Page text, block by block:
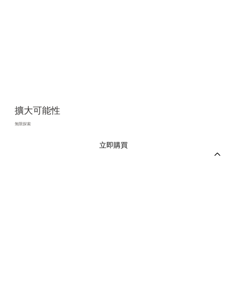
擴大可能性
無限探索
立即購買